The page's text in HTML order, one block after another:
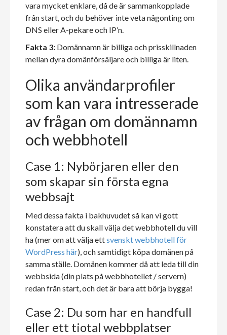
vara mycket enklare, då de är sammankopplade
från start, och du behöver inte veta någonting om
DNS eller A-pekare och IP’n.
Fakta 3: Domännamn är billiga och prisskillnaden
mellan dyra domänförsäljare och billiga är liten.
Olika användarprofiler
som kan vara intresserade
av frågan om domännamn
och webbhotell
Case 1: Nybörjaren eller den
som skapar sin första egna
webbsajt
Med dessa fakta i bakhuvudet så kan vi gott
konstatera att du skall välja det webbhotell du vill
ha (mer om att välja ettsvenskt webbhotell för
WordPress här), och samtidigt köpa domänen på
samma ställe. Domänen kommer då att leda till din
webbsida (din plats på webbhotellet / servern)
redan från start, och det är bara att börja bygga!
Case 2: Du som har en handfull
eller ett tiotal webbplatser